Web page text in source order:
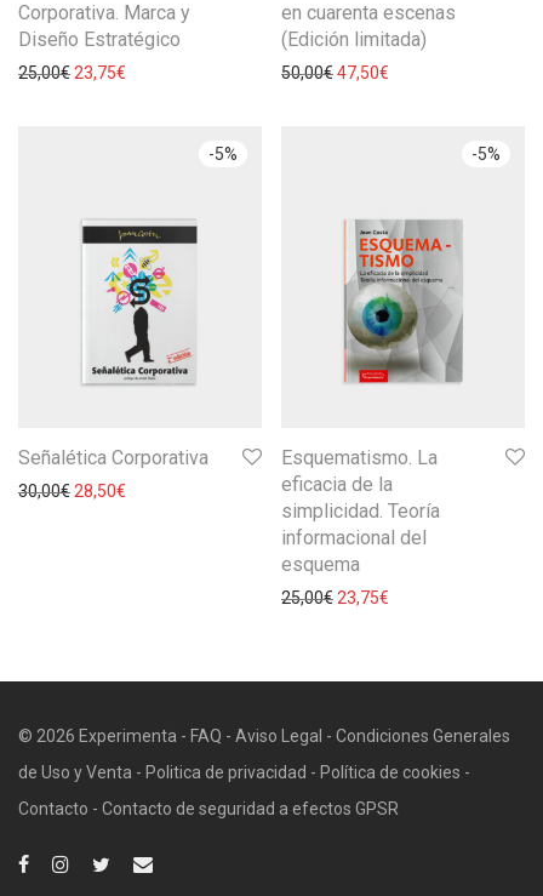
Corporativa. Marca y
Diseño Estratégico
25,00€23,75€
en cuarenta escenas
(Edición limitada)
50,00€47,50€
-5%
Señalética Corporativa
30,00€28,50€
-5%
Esquematismo. La
eficacia de la
simplicidad. Teoría
informacional del
esquema
25,00€23,75€
© 2026 Experimenta - FAQ - Aviso Legal - Condiciones Generales
de Uso y Venta - Politica de privacidad - Política de cookies -
Contacto - Contacto de seguridad a efectos GPSR